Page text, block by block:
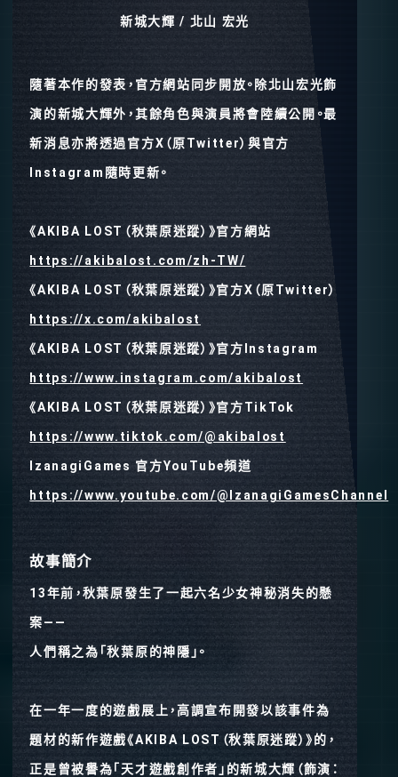
新城大輝 / 北山 宏光
隨著本作的發表，官方網站同步開放。除北山宏光飾
演的新城大輝外，其餘角色與演員將會陸續公開。最
新消息亦將透過官方X（原Twitter）與官方
Instagram隨時更新。
《AKIBA LOST（秋葉原迷蹤）》官方網站
https://akibalost.com/zh-TW/
《AKIBA LOST（秋葉原迷蹤）》官方X（原Twitter）
https://x.com/akibalost
《AKIBA LOST（秋葉原迷蹤）》官方Instagram
https://www.instagram.com/akibalost
《AKIBA LOST（秋葉原迷蹤）》官方TikTok
https://www.tiktok.com/@akibalost
IzanagiGames 官方YouTube頻道
https://www.youtube.com/@IzanagiGamesChannel
故事簡介
13年前，秋葉原發生了一起六名少女神秘消失的懸
案——
人們稱之為「秋葉原的神隱」。
在一年一度的遊戲展上，高調宣布開發以該事件為
題材的新作遊戲《AKIBA LOST（秋葉原迷蹤）》的，
正是曾被譽為「天才遊戲創作者」的新城大輝（飾演：